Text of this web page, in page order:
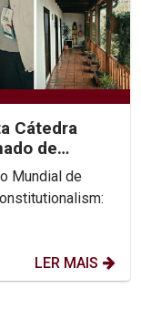
Cátedra
de
Mundial de
LER MAIS